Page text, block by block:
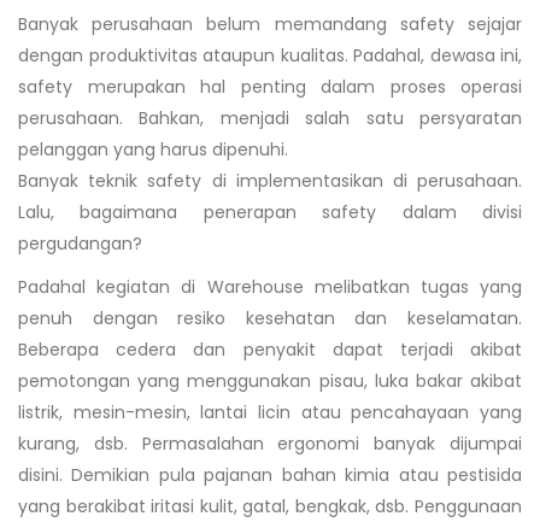
Banyak perusahaan belum memandang safety sejajar
dengan produktivitas ataupun kualitas. Padahal, dewasa ini,
safety merupakan hal penting dalam proses operasi
perusahaan. Bahkan, menjadi salah satu persyaratan
pelanggan yang harus dipenuhi.
Banyak teknik safety di implementasikan di perusahaan.
Lalu, bagaimana penerapan safety dalam divisi
pergudangan?
Padahal kegiatan di Warehouse melibatkan tugas yang
penuh dengan resiko kesehatan dan keselamatan.
Beberapa cedera dan penyakit dapat terjadi akibat
pemotongan yang menggunakan pisau, luka bakar akibat
listrik, mesin-mesin, lantai licin atau pencahayaan yang
kurang, dsb. Permasalahan ergonomi banyak dijumpai
disini. Demikian pula pajanan bahan kimia atau pestisida
yang berakibat iritasi kulit, gatal, bengkak, dsb. Penggunaan